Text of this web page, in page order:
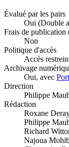
Évalué par les pairs
Oui (Double
Frais de publication
Non
Politique d'accès
Accès
Archivage
Oui, avec
Direction
Philippe
Rédaction
Roxane
Philippe
Richard
Najoua